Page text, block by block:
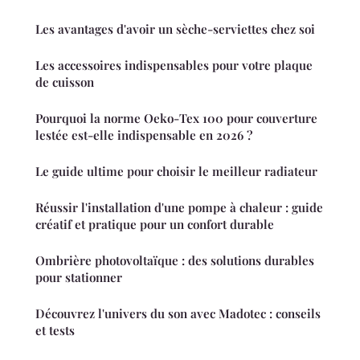
Les avantages d'avoir un sèche-serviettes chez soi
Les accessoires indispensables pour votre plaque
de cuisson
Pourquoi la norme Oeko-Tex 100 pour couverture
lestée est-elle indispensable en 2026 ?
Le guide ultime pour choisir le meilleur radiateur
Réussir l'installation d'une pompe à chaleur : guide
créatif et pratique pour un confort durable
Ombrière photovoltaïque : des solutions durables
pour stationner
Découvrez l'univers du son avec Madotec : conseils
et tests